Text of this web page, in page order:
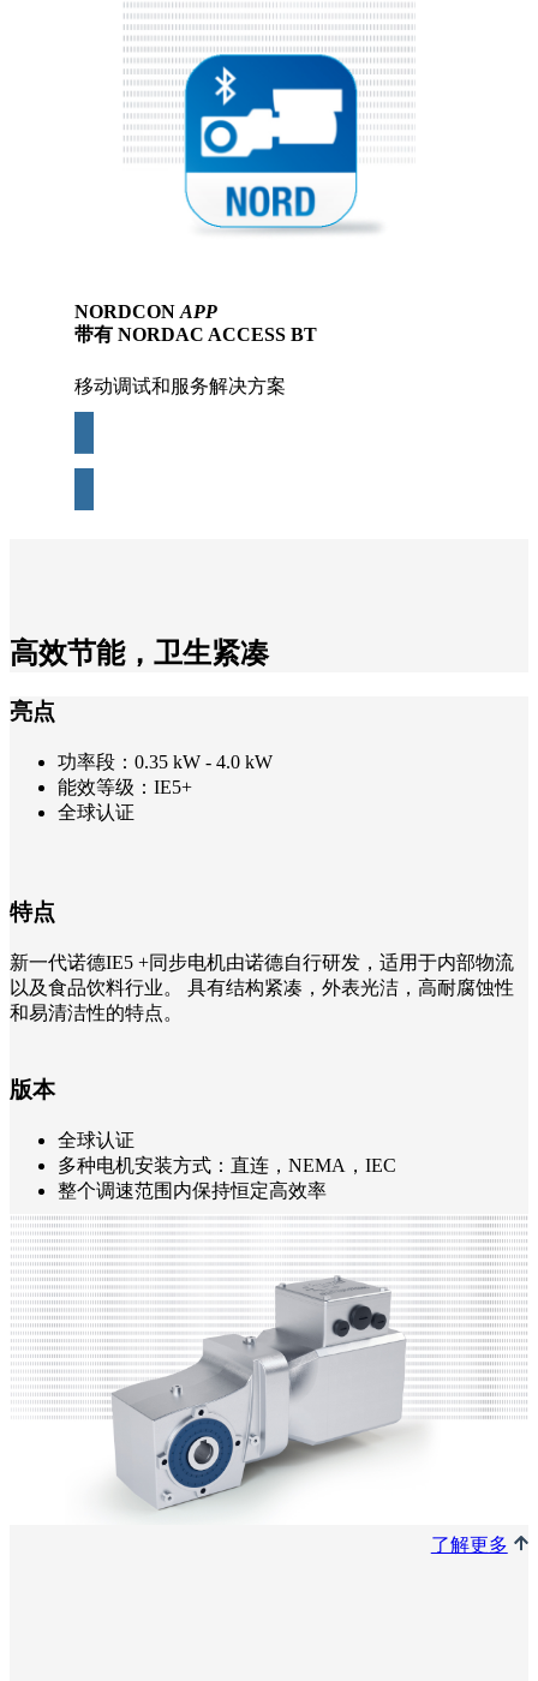
NORDCON APP
带有 NORDAC ACCESS BT
移动调试和服务解决方案
更多
高效节能，卫生紧凑
亮点
功率段：0.35 kW - 4.0 kW
能效等级：IE5+
全球认证
特点
新一代诺德IE5 +同步电机由诺德自行研发，适用于内部物流
以及食品饮料行业。 具有结构紧凑，外表光洁，高耐腐蚀性
和易清洁性的特点。
版本
全球认证
多种电机安装方式：直连，NEMA，IEC
整个调速范围内保持恒定高效率
了解更多